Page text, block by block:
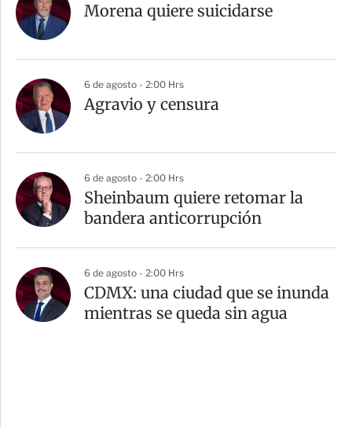
Morena quiere suicidarse
6 de agosto - 2:00 Hrs
Agravio y censura
6 de agosto - 2:00 Hrs
Sheinbaum quiere retomar la
bandera anticorrupción
6 de agosto - 2:00 Hrs
CDMX: una ciudad que se inunda
mientras se queda sin agua